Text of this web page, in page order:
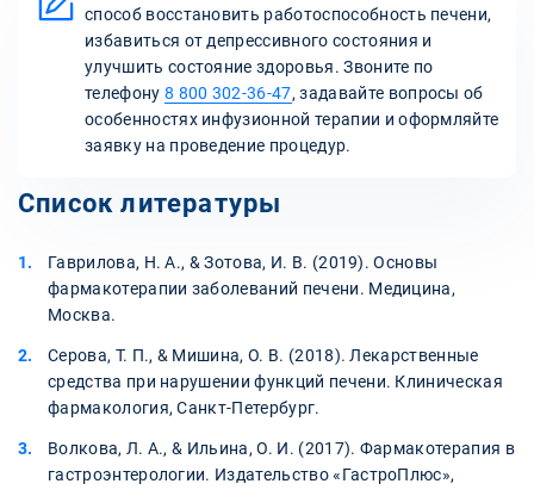
способ восстановить работоспособность печени,
избавиться от депрессивного состояния и
улучшить состояние здоровья. Звоните по
телефону 8 800 302-36-47, задавайте вопросы об
особенностях инфузионной терапии и оформляйте
заявку на проведение процедур.
Список литературы
Гаврилова, Н. А., & Зотова, И. В. (2019). Основы
фармакотерапии заболеваний печени. Медицина,
Москва.
Серова, Т. П., & Мишина, О. В. (2018). Лекарственные
средства при нарушении функций печени. Клиническая
фармакология, Санкт-Петербург.
Волкова, Л. А., & Ильина, О. И. (2017). Фармакотерапия в
гастроэнтерологии. Издательство «ГастроПлюс»,